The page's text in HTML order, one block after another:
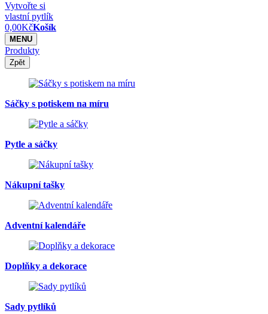
Vytvořte si
vlastní pytlík
0,00KčKošík
MENU
Produkty
Zpět
Sáčky s potiskem na míru
Pytle a sáčky
Nákupní tašky
Adventní kalendáře
Doplňky a dekorace
Sady pytlíků